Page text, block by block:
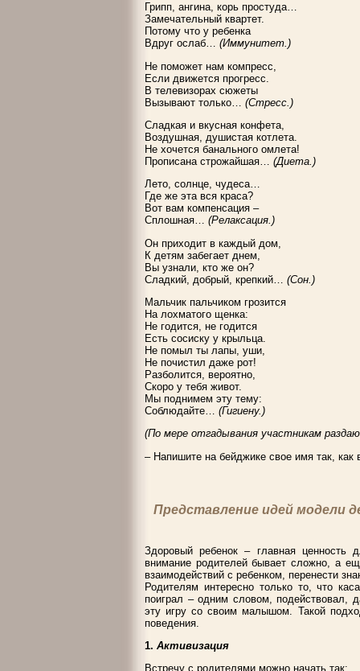
Грипп, ангина, корь простуда…
Замечательный квартет.
Потому что у ребенка
Вдруг ослаб… (Иммунитет.)
Не поможет нам компресс,
Если движется прогресс.
В телевизорах сюжеты
Вызывают только… (Стресс.)
Сладкая и вкусная конфета,
Воздушная, душистая котлета.
Не хочется банального омлета!
Прописана строжайшая… (Диета.)
Лето, солнце, чудеса…
Где же эта вся краса?
Вот вам компенсация –
Сплошная… (Релаксация.)
Он приходит в каждый дом,
К детям забегает днем,
Вы узнали, кто же он?
Сладкий, добрый, крепкий… (Сон.)
Мальчик пальчиком грозится
На лохматого щенка:
Не годится, не годится
Есть сосиску у крыльца.
Не помыл ты лапы, уши,
Не почистил даже рот!
Разболится, вероятно,
Скоро у тебя живот.
Мы поднимем эту тему:
Соблюдайте… (Гигиену.)
(По мере отгадывания участникам
– Напишите на бейджике свое имя так,
Представление идей модели
Здоровый ребенок – главная ценность
внимание родителей бывает сложно, а
взаимодействий с ребенком, перенести
Родителям интересно только то, что
поиграл – одним словом, подействовал,
эту игру со своим малышом. Такой
поведения.
1. Активизация
Встречу с родителями можно начать так: